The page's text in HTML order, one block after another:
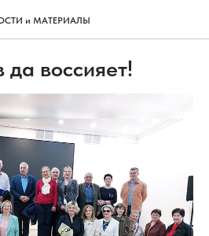
и МАТЕРИАЛЫ
да воссияет!